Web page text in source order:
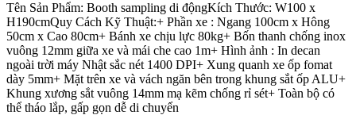
Tên Sản Phẩm: Booth sampling di độngKích Thước: W100 x
H190cmQuy Cách Kỹ Thuật:+ Phần xe : Ngang 100cm x Hông
50cm x Cao 80cm+ Bánh xe chịu lực 80kg+ Bốn thanh chống inox
vuông 12mm giữa xe và mái che cao 1m+ Hình ảnh : In decan
ngoài trời máy Nhật sắc nét 1400 DPI+ Xung quanh xe ốp fomat
dày 5mm+ Mặt trên xe và vách ngăn bên trong khung sắt ốp ALU+
Khung xương sắt vuông 14mm mạ kẽm chống rỉ sét+ Toàn bộ có
thể tháo lắp, gấp gọn dễ di chuyển